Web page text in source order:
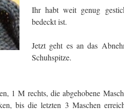
Ihr habt weit genug
bedeckt ist.
Jetzt geht es an das
Schuhspitze.
1 M rechts, die abgehobene
bis die letzten 3 Maschen